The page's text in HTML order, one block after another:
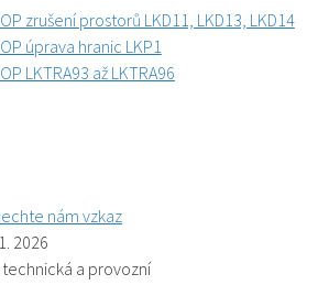
zrušení prostorů LKD11, LKD13, LKD14
úprava hranic LKP1
LKTRA93 až LKTRA96
nám vzkaz
2026
a provozní